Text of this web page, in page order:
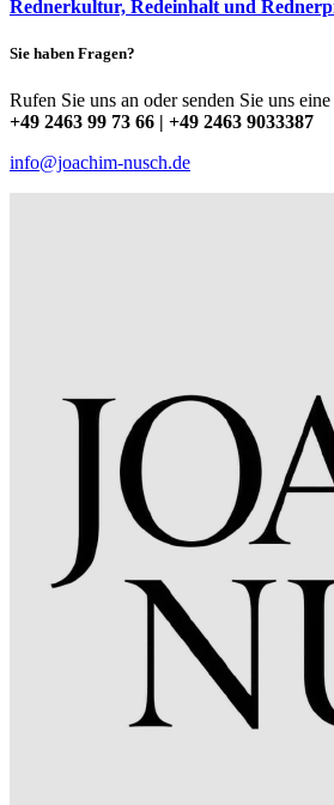
Rednerkultur, Redeinhalt und
Sie haben Fragen?
Rufen Sie uns an oder senden Sie uns
+49 2463 99 73 66 | +49 2463 9033387
info@joachim-nusch.de